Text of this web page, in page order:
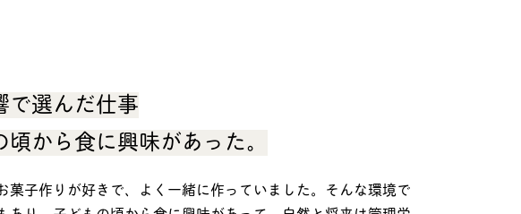
で選んだ仕事
から食に興味があった。
菓子作りが好きで、よく一緒に作っていました。そんな環境で